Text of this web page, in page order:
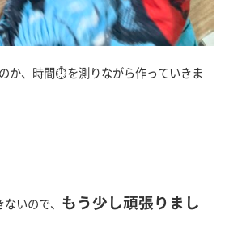
か、時間⏱を測りながら作っていきま
いので、 もう少し頑張りまし